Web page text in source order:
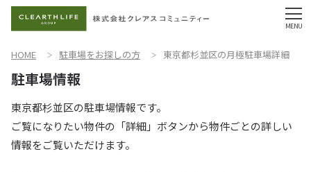
HOME 駐車場をお探しの方 東京都杉並区の月極駐車場詳細
東京都杉並区の駐車場情報です。
ご覧になりたい物件の「詳細」ボタンから物件ごとの詳しい
情報をご覧いただけます。